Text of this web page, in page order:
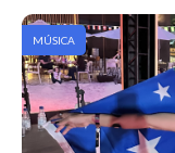
MÚSICA